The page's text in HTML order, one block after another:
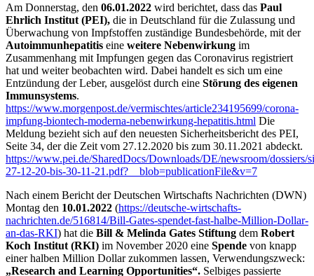
Am Donnerstag, den 06.01.2022 wird berichtet, dass das Paul
Ehrlich Institut (PEI), die in Deutschland für die Zulassung und
Überwachung von Impfstoffen zuständige Bundesbehörde, mit der
Autoimmunhepatitis eine weitere Nebenwirkung im
Zusammenhang mit Impfungen gegen das Coronavirus registriert
hat und weiter beobachten wird. Dabei handelt es sich um eine
Entzündung der Leber, ausgelöst durch eine Störung des eigenen
Immunsystems.
https://www.morgenpost.de/vermischtes/article234195699/corona-
impfung-biontech-moderna-nebenwirkung-hepatitis.html Die
Meldung bezieht sich auf den neuesten Sicherheitsbericht des PEI,
Seite 34, der die Zeit vom 27.12.2020 bis zum 30.11.2021 abdeckt.
https://www.pei.de/SharedDocs/Downloads/DE/newsroom/dossiers/
27-12-20-bis-30-11-21.pdf?__blob=publicationFile&v=7
Nach einem Bericht der Deutschen Wirtschafts Nachrichten (DWN)
Montag den 10.01.2022 (https://deutsche-wirtschafts-
nachrichten.de/516814/Bill-Gates-spendet-fast-halbe-Million-Dollar-
an-das-RKI) hat die Bill & Melinda Gates Stiftung dem Robert
Koch Institut (RKI) im November 2020 eine Spende von knapp
einer halben Million Dollar zukommen lassen, Verwendungszweck:
„Research and Learning Opportunities“. Selbiges passierte